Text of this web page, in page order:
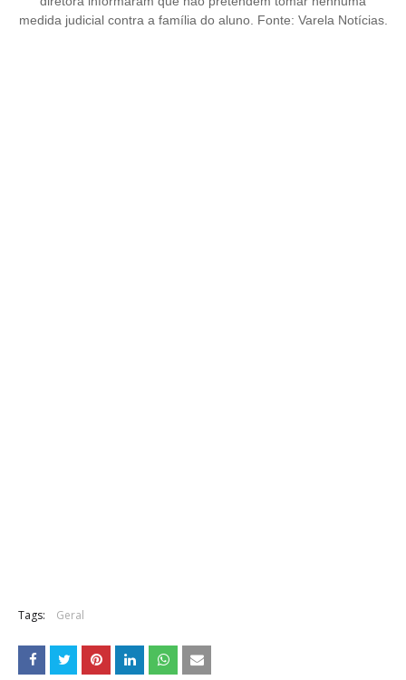
medida judicial contra a família do aluno. Fonte: Varela Notícias.
Tags: Geral